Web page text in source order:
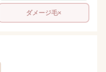
ダメージ毛×